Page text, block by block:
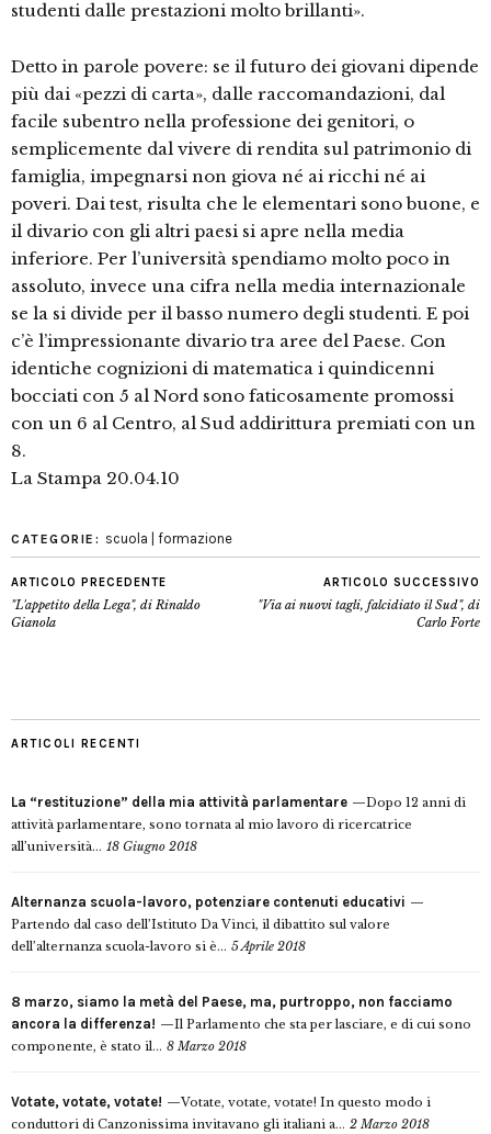
studenti dalle prestazioni molto brillanti».
Detto in parole povere: se il futuro dei giovani dipende
più dai «pezzi di carta», dalle raccomandazioni, dal
facile subentro nella professione dei genitori, o
semplicemente dal vivere di rendita sul patrimonio di
famiglia, impegnarsi non giova né ai ricchi né ai
poveri. Dai test, risulta che le elementari sono buone, e
il divario con gli altri paesi si apre nella media
inferiore. Per l’università spendiamo molto poco in
assoluto, invece una cifra nella media internazionale
se la si divide per il basso numero degli studenti. E poi
c’è l’impressionante divario tra aree del Paese. Con
identiche cognizioni di matematica i quindicenni
bocciati con 5 al Nord sono faticosamente promossi
con un 6 al Centro, al Sud addirittura premiati con un
8.
La Stampa 20.04.10
CATEGORIE: scuola | formazione
ARTICOLO PRECEDENTE
"L'appetito della Lega", di Rinaldo
Gianola
ARTICOLO SUCCESSIVO
"Via ai nuovi tagli, falcidiato il Sud", di
Carlo Forte
ARTICOLI RECENTI
La “restituzione” della mia attività parlamentare
Dopo 12 anni di
attività parlamentare, sono tornata al mio lavoro di ricercatrice
all’università... 18 Giugno 2018
Alternanza scuola-lavoro, potenziare contenuti educativi
Partendo dal caso dell’Istituto Da Vinci, il dibattito sul valore
dell’alternanza scuola-lavoro si è... 5 Aprile 2018
8 marzo, siamo la metà del Paese, ma, purtroppo, non facciamo
ancora la differenza!
Il Parlamento che sta per lasciare, e di cui sono
componente, è stato il... 8 Marzo 2018
Votate, votate, votate!
Votate, votate, votate! In questo modo i
conduttori di Canzonissima invitavano gli italiani a... 2 Marzo 2018